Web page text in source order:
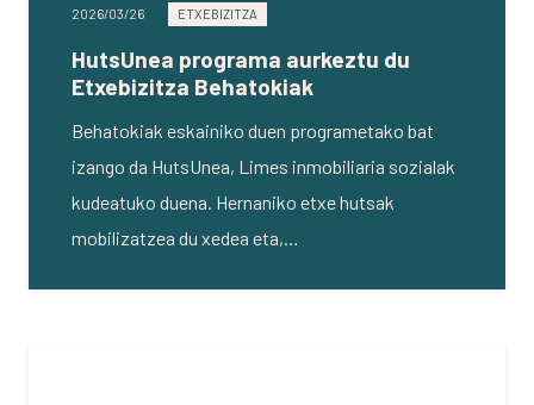
2026/03/26 ETXEBIZITZA
HutsUnea programa aurkeztu du
Etxebizitza Behatokiak
Behatokiak eskainiko duen programetako bat
izango da HutsUnea, Limes inmobiliaria sozialak
kudeatuko duena. Hernaniko etxe hutsak
mobilizatzea du xedea eta,…